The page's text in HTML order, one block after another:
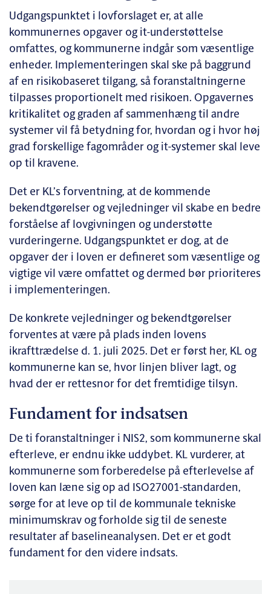
Udgangspunktet i lovforslaget er, at alle
kommunernes opgaver og it-understøttelse
omfattes, og kommunerne indgår som væsentlige
enheder. Implementeringen skal ske på baggrund
af en risikobaseret tilgang, så foranstaltningerne
tilpasses proportionelt med risikoen. Opgavernes
kritikalitet og graden af sammenhæng til andre
systemer vil få betydning for, hvordan og i hvor høj
grad forskellige fagområder og it-systemer skal leve
op til kravene.
Det er KL’s forventning, at de kommende
bekendtgørelser og vejledninger vil skabe en bedre
forståelse af lovgivningen og understøtte
vurderingerne. Udgangspunktet er dog, at de
opgaver der i loven er defineret som væsentlige og
vigtige vil være omfattet og dermed bør prioriteres
i implementeringen.
De konkrete vejledninger og bekendtgørelser
forventes at være på plads inden lovens
ikrafttrædelse d. 1. juli 2025. Det er først her, KL og
kommunerne kan se, hvor linjen bliver lagt, og
hvad der er rettesnor for det fremtidige tilsyn.
Fundament for indsatsen
De ti foranstaltninger i NIS2, som kommunerne skal
efterleve, er endnu ikke uddybet. KL vurderer, at
kommunerne som forberedelse på efterlevelse af
loven kan læne sig op ad ISO27001-standarden,
sørge for at leve op til de kommunale tekniske
minimumskrav og forholde sig til de seneste
resultater af baselineanalysen. Det er et godt
fundament for den videre indsats.